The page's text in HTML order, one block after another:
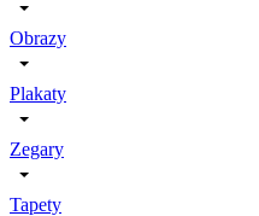
Obrazy
Plakaty
Zegary
Tapety